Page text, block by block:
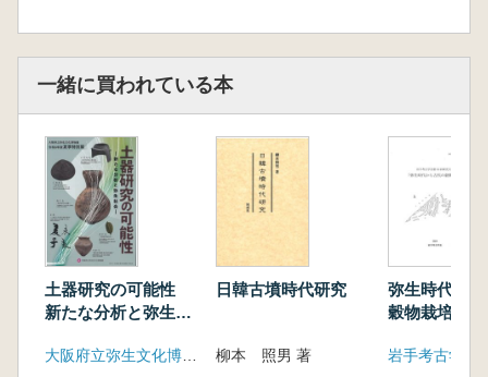
東アジア社会変質の立役者
連動し続ける東北アジア社会―エピローグ
一緒に買われている本
土器研究の可能性
新たな分析と弥生社
大阪府立弥生文化博物館
日韓古墳時代研究
柳本 照男 著
弥生時代か
穀物栽培
岩手考古学会